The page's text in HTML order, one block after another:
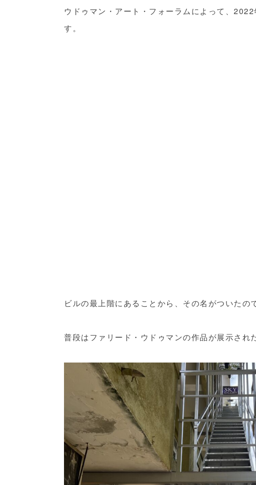
ウドゥマン・アート・フォーラムによって、
す。
ビルの最上階にあることから、その名がついたの
普段はファリード・ウドゥマンの作品が展示され